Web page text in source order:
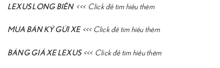
LEXUS LONG BIÊN <<< Click để tìm hiểu thêm
MUA BÁN KÝ GỬI XE <<< Click để tìm hiểu thêm
BẢNG GIÁ XE LEXUS <<< Click để tìm hiểu thêm